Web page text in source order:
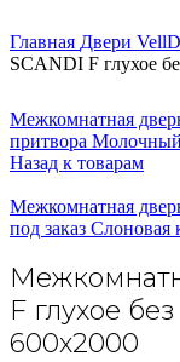
Главная Двери
SCANDI F глухое
Межкомнатная
притвора
Назад к товарам
Межкомнатная
под заказ Слоновая
F глухое
600х2000